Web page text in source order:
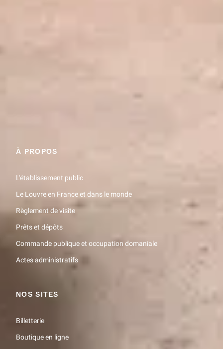
À PROPOS
L'établissement public
Le Louvre en France et dans le monde
Règlement de visite
Prêts et dépôts
Commande publique et occupation domaniale
Actes administratifs
NOS SITES
Billetterie
Boutique en ligne